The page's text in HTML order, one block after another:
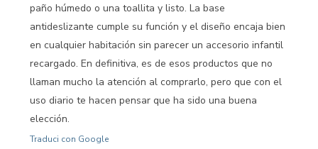
paño húmedo o una toallita y listo. La base
antideslizante cumple su función y el diseño encaja bien
en cualquier habitación sin parecer un accesorio infantil
recargado. En definitiva, es de esos productos que no
llaman mucho la atención al comprarlo, pero que con el
uso diario te hacen pensar que ha sido una buena
elección.
Traduci con Google